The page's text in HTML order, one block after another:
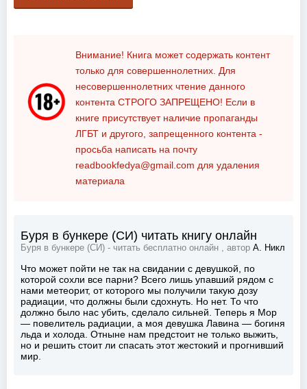
Внимание! Книга может содержать контент
только для совершеннолетних. Для
несовершеннолетних чтение данного
контента СТРОГО ЗАПРЕЩЕНО! Если в
книге присутствует наличие пропаганды
ЛГБТ и другого, запрещенного контента -
просьба написать на почту
readbookfedya@gmail.com для удаления
материала
Буря в бункере (СИ) читать книгу онлайн
Буря в бункере (СИ) - читать бесплатно онлайн , автор А. Никл
Что может пойти не так на свидании с девушкой, по
которой сохли все парни? Всего лишь упавший рядом с
нами метеорит, от которого мы получили такую дозу
радиации, что должны были сдохнуть. Но нет. То что
должно было нас убить, сделало сильней. Теперь я Мор
— повелитель радиации, а моя девушка Лавина — богиня
льда и холода. Отныне нам предстоит не только выжить,
но и решить стоит ли спасать этот жестокий и прогнивший
мир.